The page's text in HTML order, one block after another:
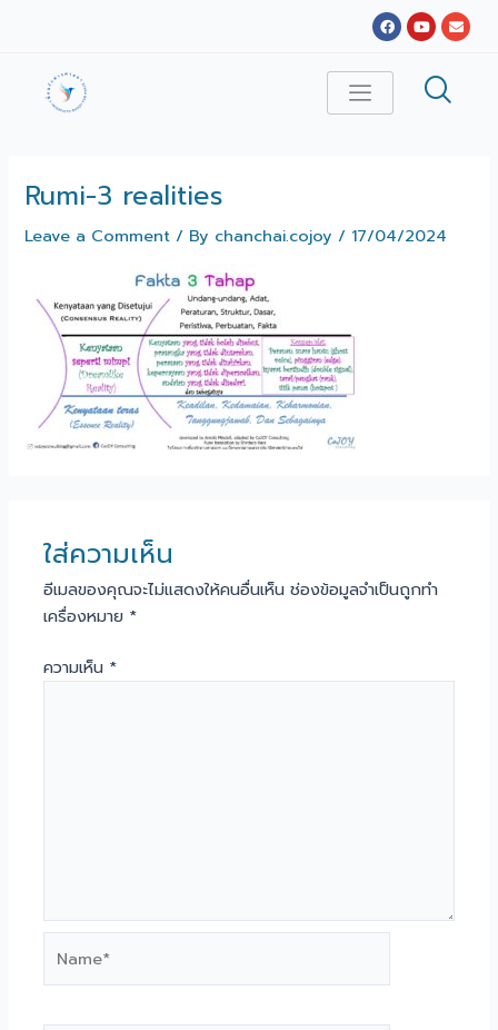
Facebook
Youtube
Rumi-3 realities
Leave a Comment / By chanchai.cojoy/ 17/04/2024
ใส่ความเห็น
อีเมลของคุณจะไม่แสดงให้คนอื่นเห็น ช่องข้อมูลจำเป็นถูกทำ
เครื่องหมาย *
ความเห็น *